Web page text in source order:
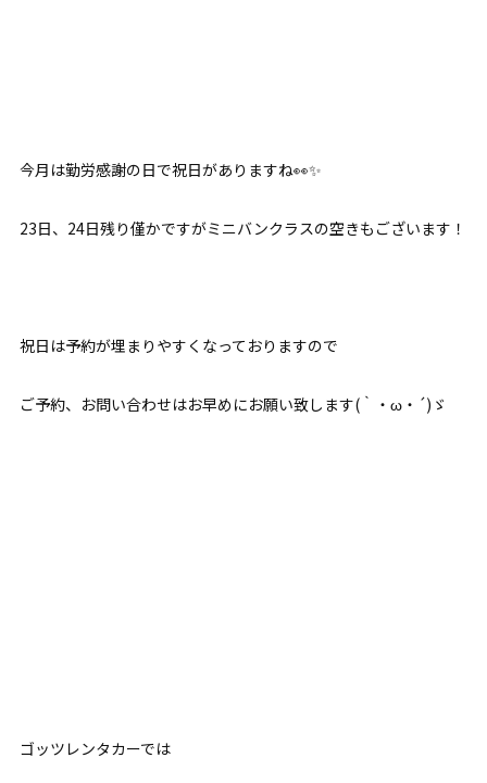
今月は勤労感謝の日で祝日がありますね👀✨
23日、24日残り僅かですがミニバンクラスの空きもございます！
祝日は予約が埋まりやすくなっておりますので
ご予約、お問い合わせはお早めにお願い致します(｀・ω・´)ゞ
ゴッツレンタカーでは